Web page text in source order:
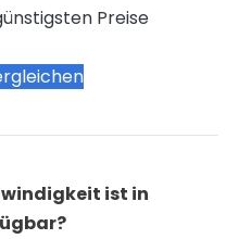
Preise
ist in